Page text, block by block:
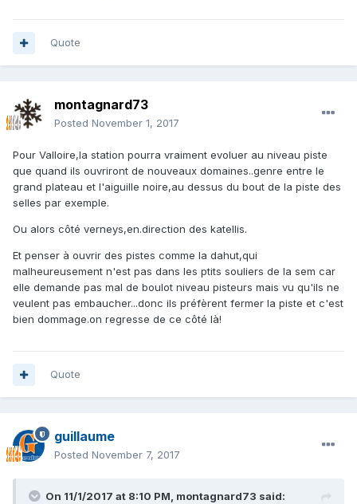
Quote
montagnard73
Posted November 1, 2017
Pour Valloire,la station pourra vraiment evoluer au niveau piste
que quand ils ouvriront de nouveaux domaines..genre entre le
grand plateau et l'aiguille noire,au dessus du bout de la piste des
selles par exemple.
Ou alors côté verneys,en.direction des katellis.
Et penser à ouvrir des pistes comme la dahut,qui
malheureusement n'est pas dans les ptits souliers de la sem car
elle demande pas mal de boulot niveau pisteurs mais vu qu'ils ne
veulent pas embaucher...donc ils préfèrent fermer la piste et c'est
bien dommage.on regresse de ce côté là!
Quote
guillaume
Posted November 7, 2017
On 11/1/2017 at 8:10 PM, montagnard73 said: